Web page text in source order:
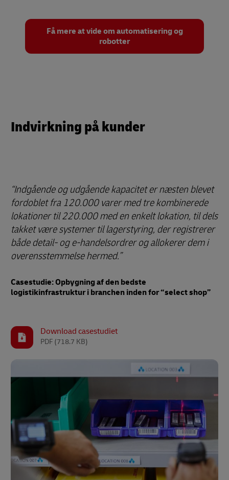
Få mere at vide om automatisering og
robotter
Indvirkning på kunder
Indgående og udgående kapacitet er næsten blevet
fordoblet fra 120.000 varer med tre kombinerede
lokationer til 220.000 med en enkelt lokation, til dels
takket være systemer til lagerstyring, der registrerer
både detail- og e-handelsordrer og allokerer dem i
overensstemmelse hermed.
Casestudie: Opbygning af den bedste
logistikinfrastruktur i branchen inden for “select shop”
Download casestudiet
PDF (718.7 KB)